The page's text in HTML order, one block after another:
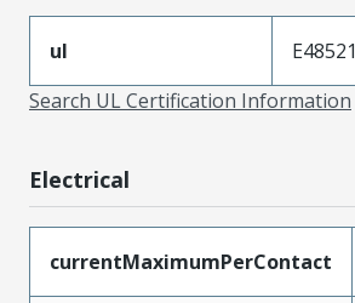
ul
E48521
Search UL Certification Information
Electrical
currentMaximumPerContact